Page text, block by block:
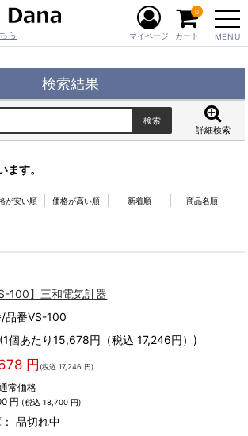
ら MENU
マイページ カート
0
検索結果
詳細検索
ます。
が安い順 価格が高い順 新着順 商品名順
100】三和電気計器
品番VS-100
個あたり15,678円（税込 17,246円）)
円 (税込 17,246 円)
常価格
円 (税込 18,700 円)
：品切れ中